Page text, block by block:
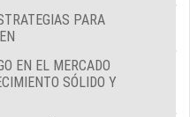
PARA
EN EL MERCADO
SÓLIDO Y